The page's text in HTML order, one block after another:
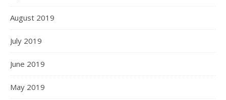
August 2019
July 2019
June 2019
May 2019